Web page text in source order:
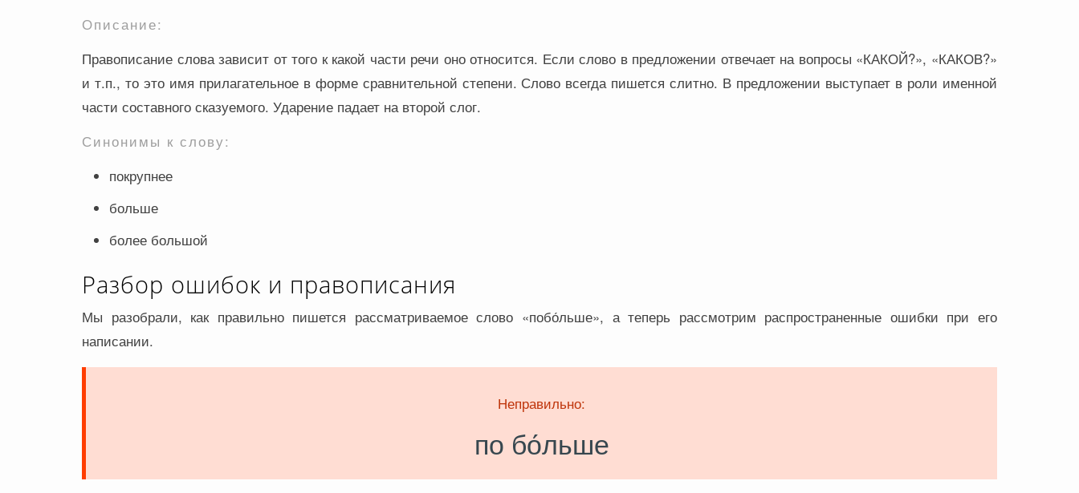
Описание:
Правописание слова зависит от того к какой части речи оно относится. Если слово в предложении отвечает на вопросы «КАКОЙ?», «КАКОВ?»
и т.п., то это имя прилагательное в форме сравнительной степени. Слово всегда пишется слитно. В предложении выступает в роли именной
части составного сказуемого. Ударение падает на второй слог.
Синонимы к слову:
покрупнее
больше
более большой
Разбор ошибок и правописания
Мы разобрали, как правильно пишется рассматриваемое слово «побо́льше», а теперь рассмотрим распространенные ошибки при его
написании.
Неправильно:
по бо́льше